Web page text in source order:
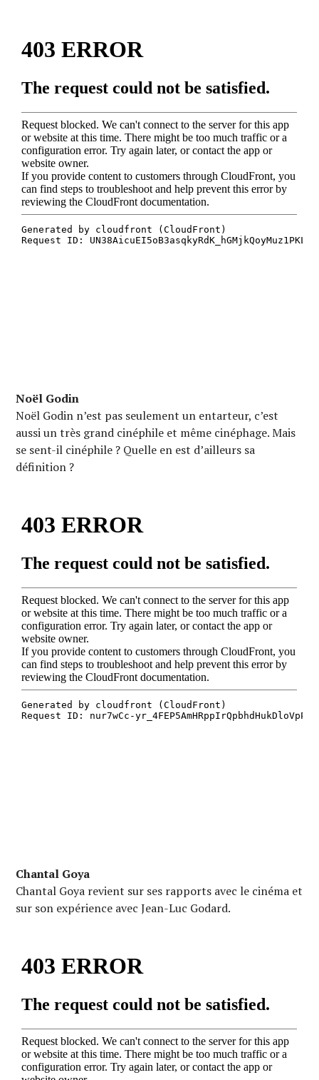
Noël Godin
Noël Godin n’est pas seulement un entarteur, c’est
aussi un très grand cinéphile et même cinéphage. Mais
se sent-il cinéphile ? Quelle en est d’ailleurs sa
définition ?
Chantal Goya
Chantal Goya revient sur ses rapports avec le cinéma et
sur son expérience avec Jean-Luc Godard.